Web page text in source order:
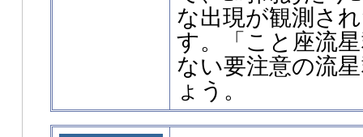
な出現が観測さ
す。「こと座流
ない要注意の流
ょう。